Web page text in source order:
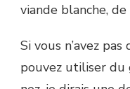
viande blanche,
Si vous n’avez pas
pouvez utiliser du